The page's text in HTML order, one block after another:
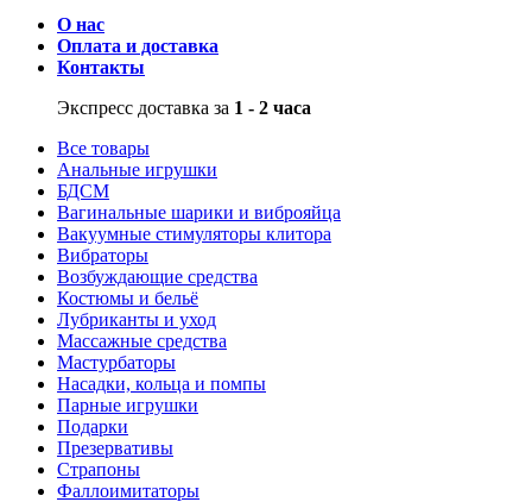
О нас
Оплата и доставка
Контакты
Экспресс доставка за 1 - 2 часа
Все товары
Анальные игрушки
БДСМ
Вагинальные шарики и виброяйца
Вакуумные стимуляторы клитора
Вибраторы
Возбуждающие средства
Костюмы и бельё
Лубриканты и уход
Массажные средства
Мастурбаторы
Насадки, кольца и помпы
Парные игрушки
Подарки
Презервативы
Страпоны
Фаллоимитаторы